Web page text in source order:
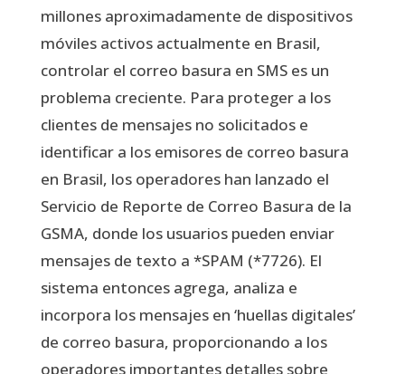
millones aproximadamente de dispositivos
móviles activos actualmente en Brasil,
controlar el correo basura en SMS es un
problema creciente. Para proteger a los
clientes de mensajes no solicitados e
identificar a los emisores de correo basura
en Brasil, los operadores han lanzado el
Servicio de Reporte de Correo Basura de la
GSMA, donde los usuarios pueden enviar
mensajes de texto a *SPAM (*7726). El
sistema entonces agrega, analiza e
incorpora los mensajes en ‘huellas digitales’
de correo basura, proporcionando a los
operadores importantes detalles sobre